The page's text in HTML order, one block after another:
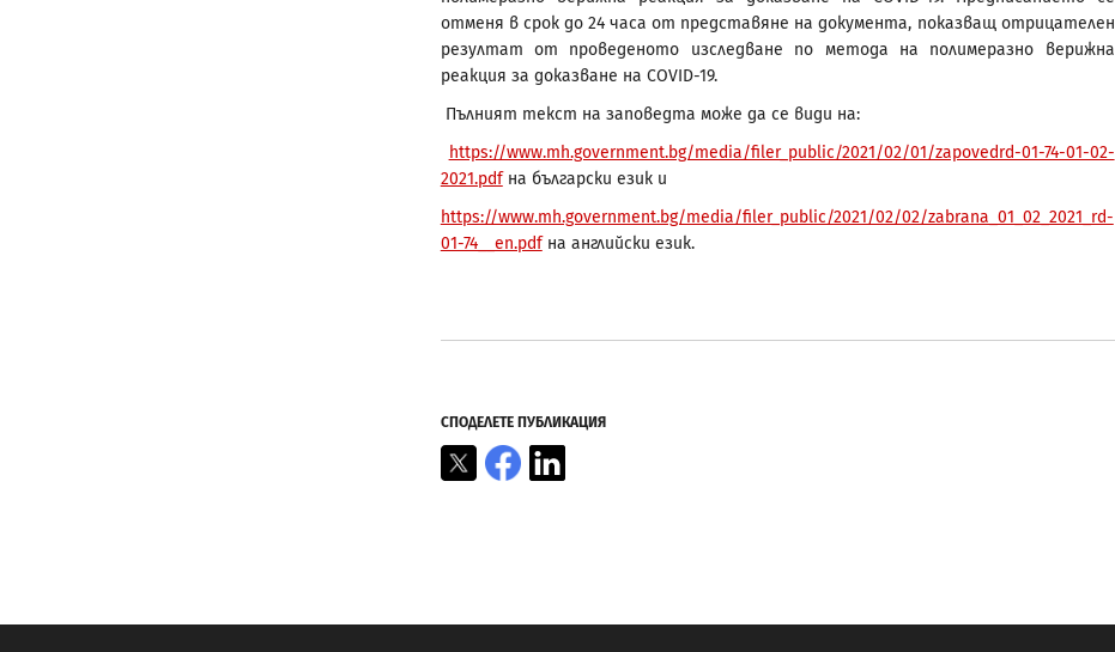
отменя в срок до 24 часа от представяне на документа, показващ отрицателен
резултат от проведеното изследване по метода на полимеразно верижна
реакция за доказване на COVID-19.
Пълният текст на заповедта може да се види на:
https://www.mh.government.bg/media/filer_public/2021/02/01/zapovedrd-01-74-01-02-
2021.pdfна български език и
https://www.mh.government.bg/media/filer_public/2021/02/02/zabrana_01_02_2021_rd-
01-74__en.pdfна английски език.
СПОДЕЛЕТЕ ПУБЛИКАЦИЯ
X Facebook